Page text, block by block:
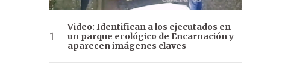
Video: Identifican a los ejecutados en
un parque ecológico de Encarnación y
aparecen imágenes claves